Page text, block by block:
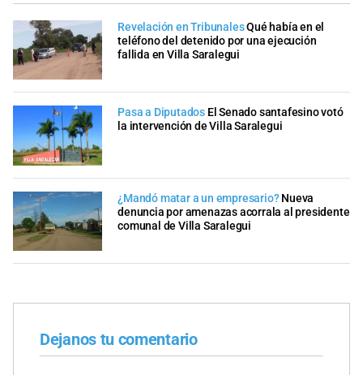
Revelación en TribunalesQué había en el
teléfono del detenido por una ejecución
fallida en Villa Saralegui
Pasa a Diputados El Senado santafesino votó
la intervención de Villa Saralegui
¿Mandó matar a un empresario? Nueva
denuncia por amenazas acorrala al presidente
comunal de Villa Saralegui
Dejanos tu comentario